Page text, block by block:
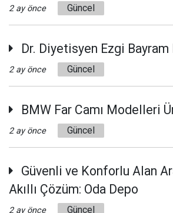
2 ay önce Güncel
Dr. Diyetisyen Ezgi Bayram
2 ay önce Güncel
BMW Far Camı Modelleri
2 ay önce Güncel
Güvenli ve Konforlu Alan
Akıllı Çözüm: Oda Depo
2 ay önce Güncel